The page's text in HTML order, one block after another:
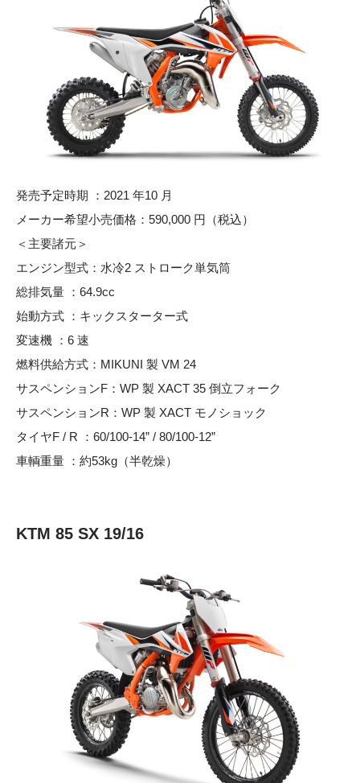
発売予定時期 ：2021 年10 月
メーカー希望小売価格：590,000 円（税込）
＜主要諸元＞
エンジン型式：水冷2 ストローク単気筒
総排気量 ：64.9cc
始動方式 ：キックスターター式
変速機 ：6 速
燃料供給方式：MIKUNI 製 VM 24
サスペンションF：WP 製 XACT 35 倒立フォーク
サスペンションR：WP 製 XACT モノショック
タイヤF / R ：60/100-14” / 80/100-12”
車輌重量 ：約53kg（半乾燥）
KTM 85 SX 19/16